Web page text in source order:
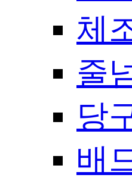
체
줄
당
배